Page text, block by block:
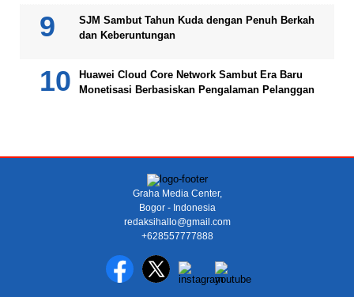
SJM Sambut Tahun Kuda dengan Penuh Berkah
dan Keberuntungan
Huawei Cloud Core Network Sambut Era Baru
Monetisasi Berbasiskan Pengalaman Pelanggan
Graha Media Center,
Bogor - Indonesia
redaksihallo@gmail.com
+628557777888